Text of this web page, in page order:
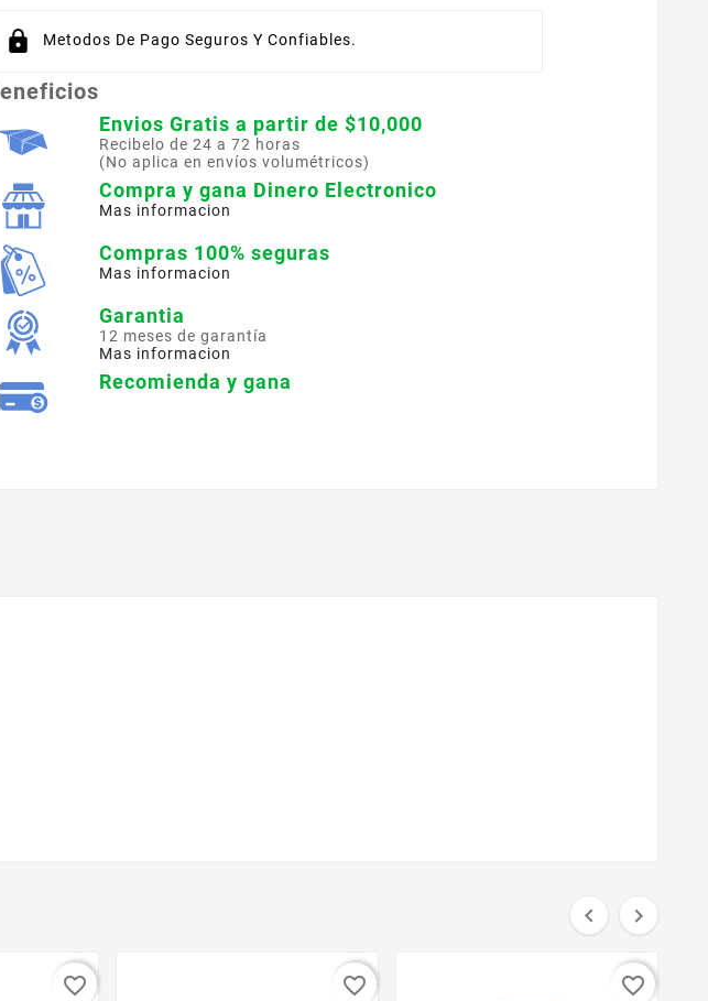
Metodos De Pago Seguros Y Confiables.
Envios Gratis a partir de $10,000
Recibelo de 24 a 72 horas
(No aplica en envíos volumétricos)
Compra y gana Dinero Electronico
Mas informacion
Compras 100% seguras
Mas informacion
Garantia
12 meses de garantía
Mas informacion
Recomienda y gana
 
favorite_border favorite_border favorite_border